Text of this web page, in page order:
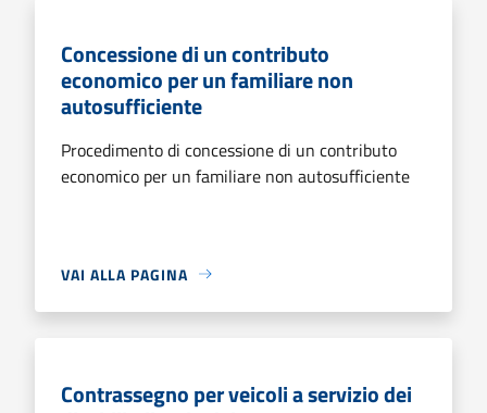
Concessione di un contributo
economico per un familiare non
autosufficiente
Procedimento di concessione di un contributo
economico per un familiare non autosufficiente
VAI ALLA PAGINA
Contrassegno per veicoli a servizio dei